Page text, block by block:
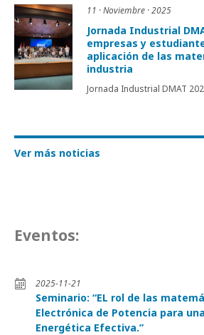
11 · Noviembre · 2025
Jornada Industrial
empresas y
aplicación de las
industria
Jornada Industrial DMAT
Ver más noticias
Eventos:
2025-11-21
Seminario: “EL rol de las
Electrónica de Potencia para
Energética Efectiva.”